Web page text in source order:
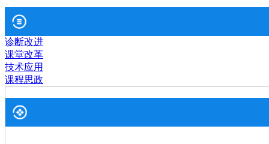
诊断改进
课堂改革
技术应用
课程思政